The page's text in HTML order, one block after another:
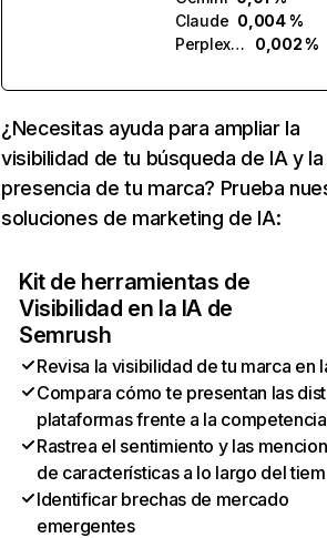
Claude 0,004 %
Perplexity
0,002 %
¿Necesitas ayuda para ampliar la
visibilidad de tu búsqueda de IA y la
presencia de tu marca? Prueba
soluciones de marketing de IA:
Kit de herramientas de
Visibilidad en la IA de
Semrush
Revisa la visibilidad de tu marca en
Compara cómo te presentan las
plataformas frente a la competencia
Rastrea el sentimiento y las
de características a lo largo del
Identificar brechas de mercado
emergentes